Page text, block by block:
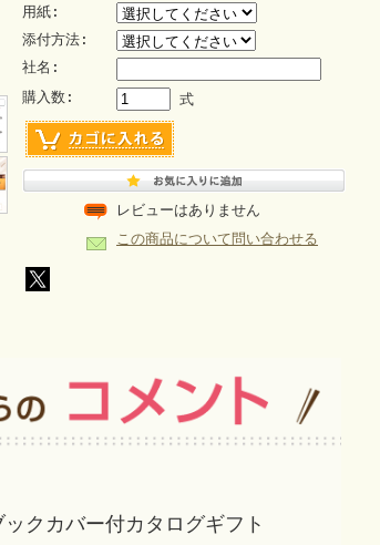
用紙:
添付方法:
社名:
購入数:
式
レビューはありません
この商品について問い合わせる
ックカバー付カタログギフト